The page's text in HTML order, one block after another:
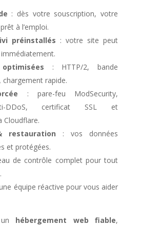
: dès votre souscription, votre
à l’emploi.
préinstallés : votre site peut
: HTTP/2, bande
rapide.
: pare-feu ModSecurity,
DDoS, certificat SSL et
Cloudflare.
restauration : vos données
et protégées.
de contrôle complet pour tout
équipe réactive pour vous aider
hébergement web fiable,